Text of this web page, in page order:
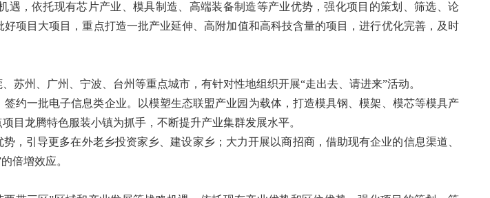
，依托现有芯片产业、模具制造、高端装备制造等产业优势，强化项目的策划、筛选、论
项目大项目，重点打造一批产业延伸、高附加值和高科技含量的项目，进行优化完善，及时
州、广州、宁波、台州等重点城市，有针对性地组织开展“走出去、请进来”活动。
约一批电子信息类企业。以模塑生态联盟产业园为载体，打造模具钢、模架、模芯等模具产
目龙腾特色服装小镇为抓手，不断提升产业集群发展水平。
，引导更多在外老乡投资家乡、建设家乡；大力开展以商招商，借助现有企业的信息渠道、
倍增效应。